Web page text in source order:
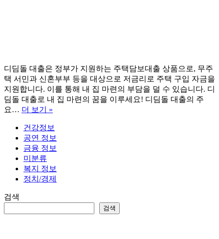
디딤돌 대출은 정부가 지원하는 주택담보대출 상품으로, 무주
택 서민과 신혼부부 등을 대상으로 저금리로 주택 구입 자금을
지원합니다. 이를 통해 내 집 마련의 부담을 덜 수 있습니다. 디
딤돌 대출로 내 집 마련의 꿈을 이루세요! 디딤돌 대출의 주
요… 더 보기 »
돌
대
출
건
및
청
건강정보
공연 정보
금융 정보
미분류
복지 정보
정치/경제
검색
검색